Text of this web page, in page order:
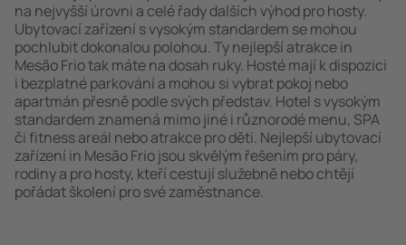
na nejvyšší úrovni a celé řady dalších výhod pro hosty.
Ubytovací zařízení s vysokým standardem se mohou
pochlubit dokonalou polohou. Ty nejlepší atrakce in
Mesão Frio tak máte na dosah ruky. Hosté mají k dispozici
i bezplatné parkování a mohou si vybrat pokoj nebo
apartmán přesně podle svých představ. Hotel s vysokým
standardem znamená mimo jiné i různorodé menu, SPA
či fitness areál nebo atrakce pro děti. Nejlepší ubytovací
zařízení in Mesão Frio jsou skvělým řešením pro páry,
rodiny a pro hosty, kteří cestují služebně nebo chtějí
pořádat školení pro své zaměstnance.